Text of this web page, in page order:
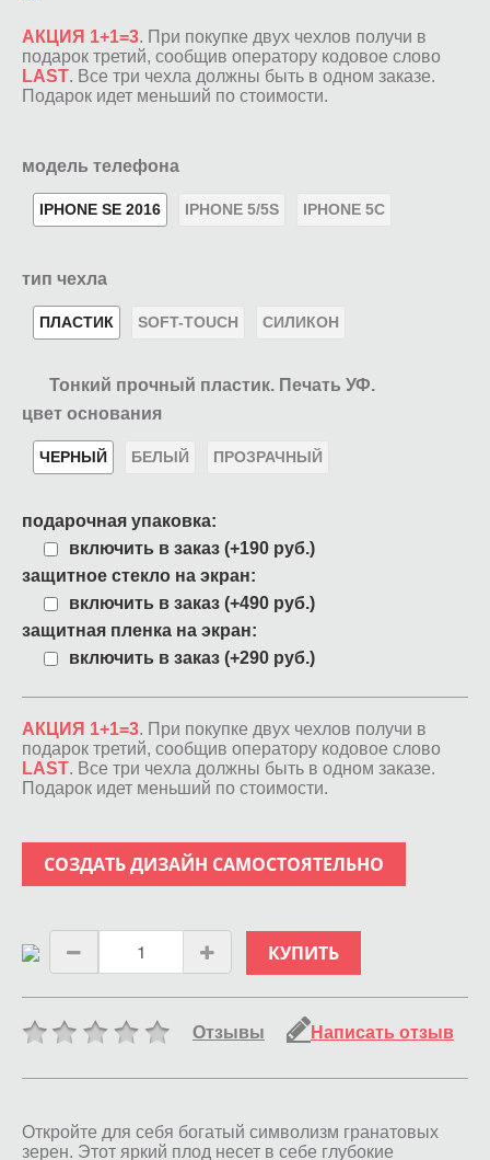
АКЦИЯ 1+1=3. При покупке двух чехлов получи в
подарок третий, сообщив оператору кодовое слово
LAST. Все три чехла должны быть в одном заказе.
Подарок идет меньший по стоимости.
модель телефона
IPHONE SE 2016 IPHONE 5/5S IPHONE 5C
тип чехла
ПЛАСТИК SOFT-TOUCH СИЛИКОН
Тонкий прочный пластик. Печать УФ.
цвет основания
ЧЕРНЫЙ БЕЛЫЙ ПРОЗРАЧНЫЙ
подарочная упаковка:
включить в заказ (+190 руб.)
защитное стекло на экран:
включить в заказ (+490 руб.)
защитная пленка на экран:
включить в заказ (+290 руб.)
АКЦИЯ 1+1=3. При покупке двух чехлов получи в
подарок третий, сообщив оператору кодовое слово
LAST. Все три чехла должны быть в одном заказе.
Подарок идет меньший по стоимости.
СОЗДАТЬ ДИЗАЙН САМОСТОЯТЕЛЬНО
КУПИТЬ
Отзывы Написать отзыв
Откройте для себя богатый символизм гранатовых
зерен. Этот яркий плод несет в себе глубокие